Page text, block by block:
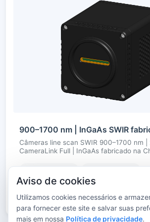
Câmeras line scan SWIR 900–1700 nm |
CameraLink Full | InGaAs fabricado na
Aviso de cookies
Utilizamos cookies necessários e
para fornecer este site e salvar suas
mais em nossa Política de privacidade.